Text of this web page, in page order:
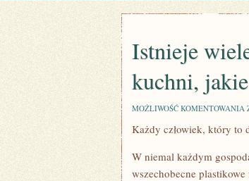
Istnieje
kuchni,
MOŻLIWOŚĆ KOMENTOWANIA
Każdy człowiek, który to
W niemal każdym
wszechobecne